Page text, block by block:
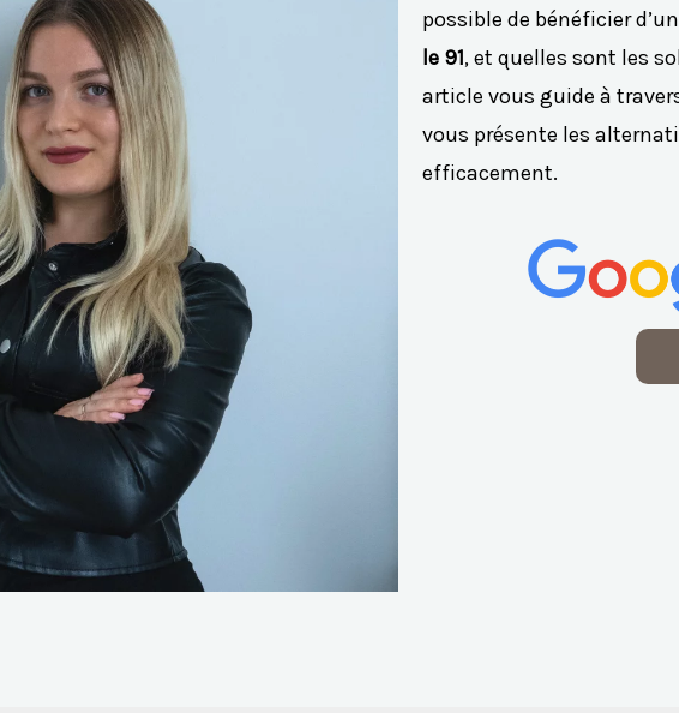
possible de bénéficier
le 91, et quelles sont les
article vous guide à
vous présente les
efficacement.